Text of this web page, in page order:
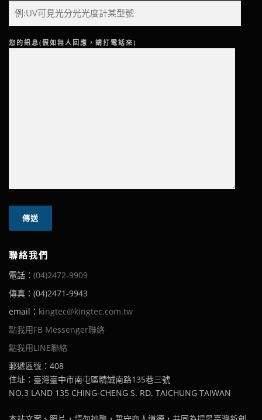
您的訊息(假如無人回應，請打電話來)
聯絡我們
電話： (04)2472-9909
傳真：(04)2471-9943
email： kingtec@kingtec.com.tw
點我用FB Messenger聯絡
點我用LINE聯絡
郵遞區號：408
住址：臺灣臺中市南屯區精誠南路135巷三號
NO.3 LAND 135 CHING-CHENG S. RD. TAICHUNG TAIWAN